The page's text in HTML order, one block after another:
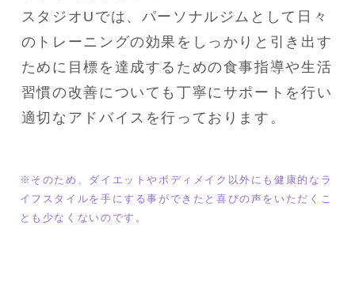
スタジオUでは、パーソナルジムとして日々
のトレーニングの効果をしっかりと引き出す
ために目標を達成するための食事指導や生活
習慣の改善についても丁寧にサポートを行い
適切なアドバイスを行っております。
※そのため、ダイエットやボディメイク以外にも健康的なラ
イフスタイルを手にする事ができたと喜びの声をいただくこ
とも少なくないのです。